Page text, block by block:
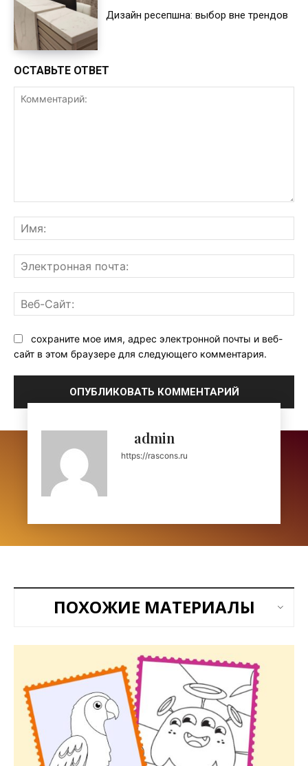
Дизайн ресепшна: выбор вне трендов
ОСТАВЬТЕ ОТВЕТ
сохраните мое имя, адрес электронной почты и веб-
сайт в этом браузере для следующего комментария.
admin
https://rascons.ru
ПОХОЖИЕ МАТЕРИАЛЫ